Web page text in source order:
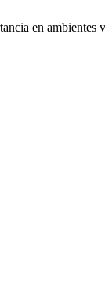
en ambientes